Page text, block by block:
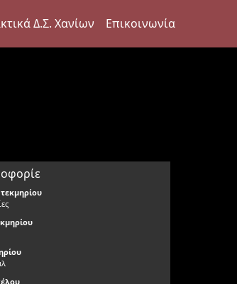
Δ.Σ. Χανίων Επικοινωνία